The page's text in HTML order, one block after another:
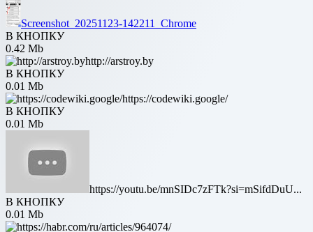
Screenshot_20251123-142211_Chrome
В КНОПКУ
0.42 Mb
http://arstroy.by
В КНОПКУ
0.01 Mb
https://codewiki.google/
В КНОПКУ
0.01 Mb
https://youtu.be/mnSIDc7zFTk?si=mSifdDuU...
В КНОПКУ
0.01 Mb